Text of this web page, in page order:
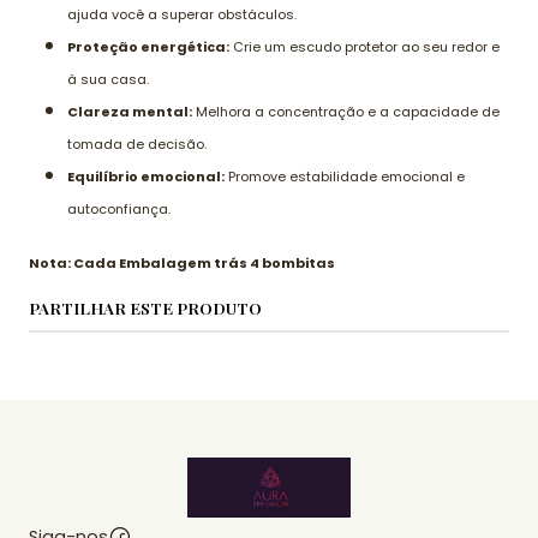
ajuda você a superar obstáculos.
Proteção energética: Crie um escudo protetor ao seu redor e
à sua casa.
Clareza mental: Melhora a concentração e a capacidade de
tomada de decisão.
Equilíbrio emocional: Promove estabilidade emocional e
autoconfiança.
Nota: Cada Embalagem trás 4 bombitas
PARTILHAR ESTE PRODUTO